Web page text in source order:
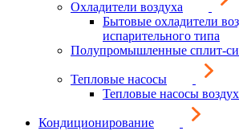
Охладители воздуха
Бытовые охладители
испарительного типа
Полупромышленные сплит-
Тепловые насосы
Тепловые насосы
Кондиционирование